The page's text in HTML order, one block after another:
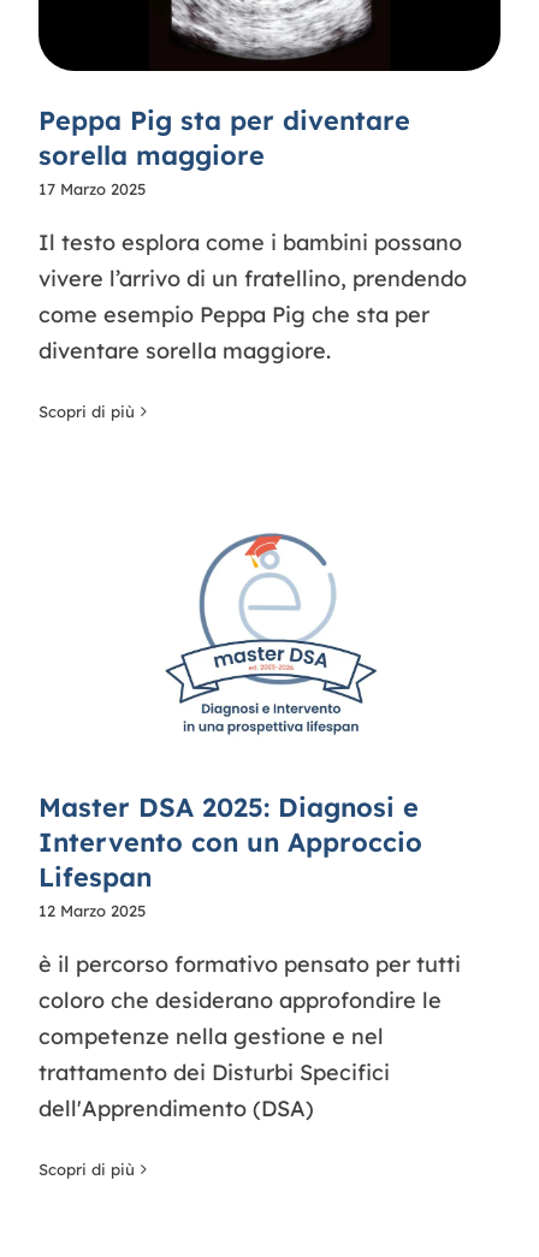
Peppa Pig sta per diventare
sorella maggiore
17 Marzo 2025
Il testo esplora come i bambini possano
vivere l’arrivo di un fratellino, prendendo
come esempio Peppa Pig che sta per
diventare sorella maggiore.
Scopri di più
Master DSA 2025: Diagnosi e
Intervento con un Approccio
Lifespan
12 Marzo 2025
è il percorso formativo pensato per tutti
coloro che desiderano approfondire le
competenze nella gestione e nel
trattamento dei Disturbi Specifici
dell'Apprendimento (DSA)
Scopri di più